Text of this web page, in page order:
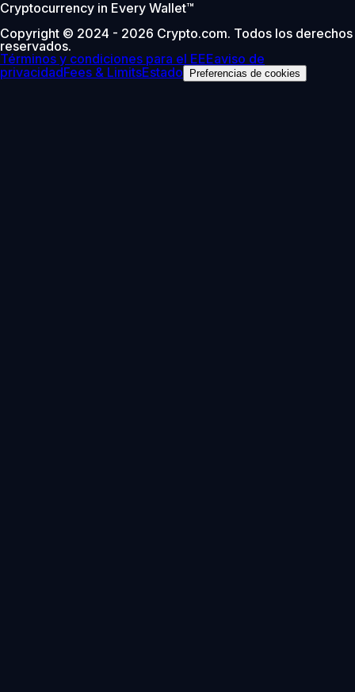
Cryptocurrency in Every Wallet™
Copyright © 2024 - 2026 Crypto.com. Todos los derechos
reservados.
Términos y condiciones para el EEEaviso de
privacidadFees & LimitsEstado Preferencias de cookies